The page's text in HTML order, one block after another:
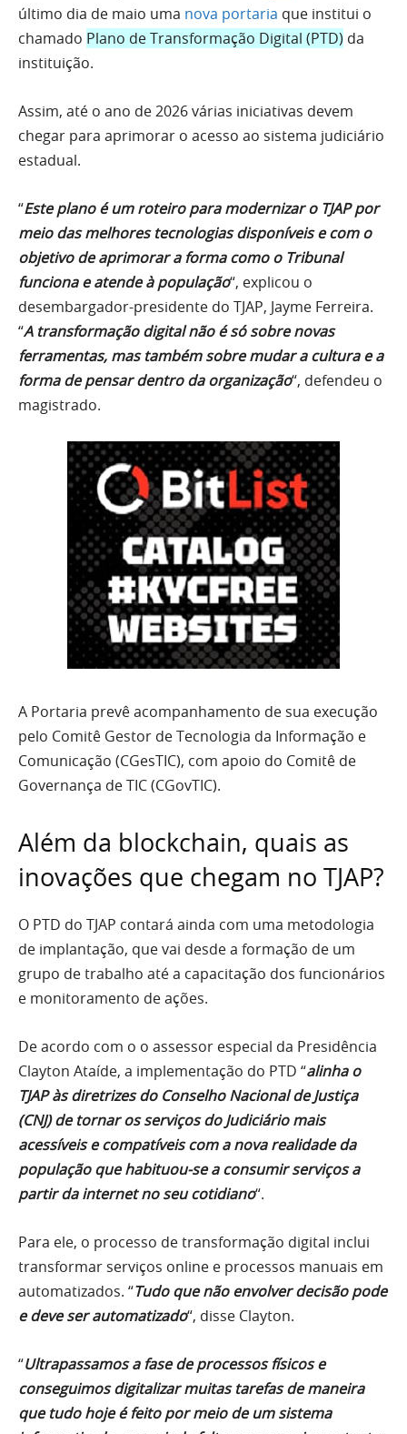
último dia de maio uma nova portaria que institui o
chamado Plano de Transformação Digital (PTD) da
instituição.
Assim, até o ano de 2026 várias iniciativas devem
chegar para aprimorar o acesso ao sistema judiciário
estadual.
“Este plano é um roteiro para modernizar o TJAP por
meio das melhores tecnologias disponíveis e com o
objetivo de aprimorar a forma como o Tribunal
funciona e atende à população“, explicou o
desembargador-presidente do TJAP, Jayme Ferreira.
“A transformação digital não é só sobre novas
ferramentas, mas também sobre mudar a cultura e a
forma de pensar dentro da organização“, defendeu o
magistrado.
A Portaria prevê acompanhamento de sua execução
pelo Comitê Gestor de Tecnologia da Informação e
Comunicação (CGesTIC), com apoio do Comitê de
Governança de TIC (CGovTIC).
Além da blockchain, quais as
inovações que chegam no TJAP?
O PTD do TJAP contará ainda com uma metodologia
de implantação, que vai desde a formação de um
grupo de trabalho até a capacitação dos funcionários
e monitoramento de ações.
De acordo com o o assessor especial da Presidência
Clayton Ataíde, a implementação do PTD “alinha o
TJAP às diretrizes do Conselho Nacional de Justiça
(CNJ) de tornar os serviços do Judiciário mais
acessíveis e compatíveis com a nova realidade da
população que habituou-se a consumir serviços a
partir da internet no seu cotidiano“.
Para ele, o processo de transformação digital inclui
transformar serviços online e processos manuais em
automatizados. “Tudo que não envolver decisão pode
e deve ser automatizado“, disse Clayton.
“Ultrapassamos a fase de processos físicos e
conseguimos digitalizar muitas tarefas de maneira
que tudo hoje é feito por meio de um sistema